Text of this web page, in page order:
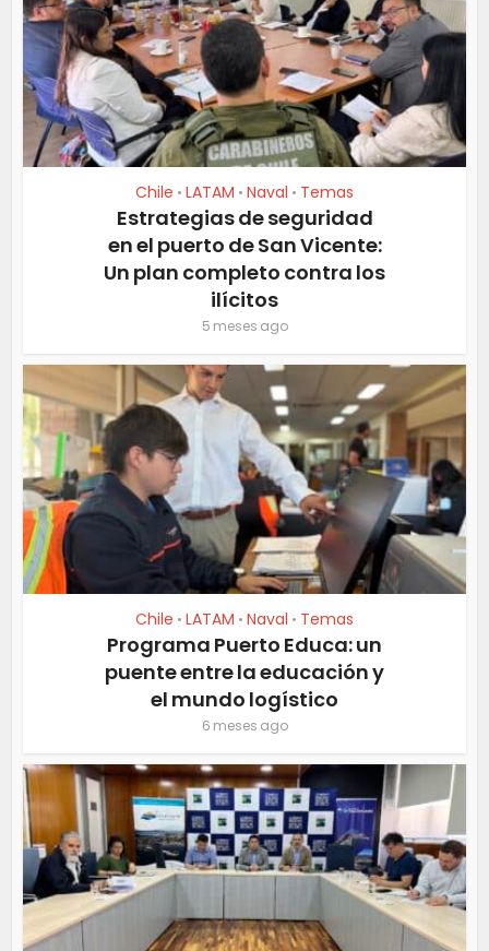
Chile • LATAM • Naval • Temas
Estrategias de seguridad
en el puerto de San Vicente:
Un plan completo contra los
ilícitos
5 meses ago
Chile • LATAM • Naval • Temas
Programa Puerto Educa: un
puente entre la educación y
el mundo logístico
6 meses ago